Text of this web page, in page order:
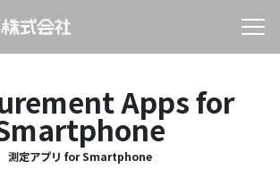
測定アプリ for Smartphone